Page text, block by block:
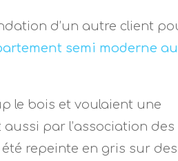
d’un autre client
semi moderne au
le bois et voulaient une
par l’association des
repeinte en gris sur des